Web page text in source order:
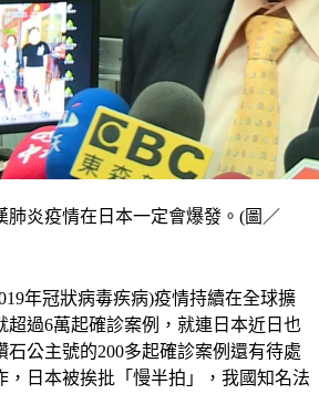
炎疫情在日本一定會爆發。(圖／
年冠狀病毒疾病)疫情持續在全球擴
超過6萬起確診案例，就連日本近日也
石公主號的200多起確診案例還有待處